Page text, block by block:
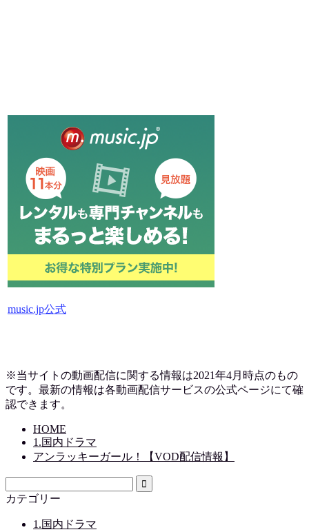
music.jp公式
※当サイトの動画配信に関する情報は2021年4月時点のもの
です。最新の情報は各動画配信サービスの公式ページにて確
認できます。
HOME
1.国内ドラマ
アンラッキーガール！【VOD配信情報】
カテゴリー
1.国内ドラマ